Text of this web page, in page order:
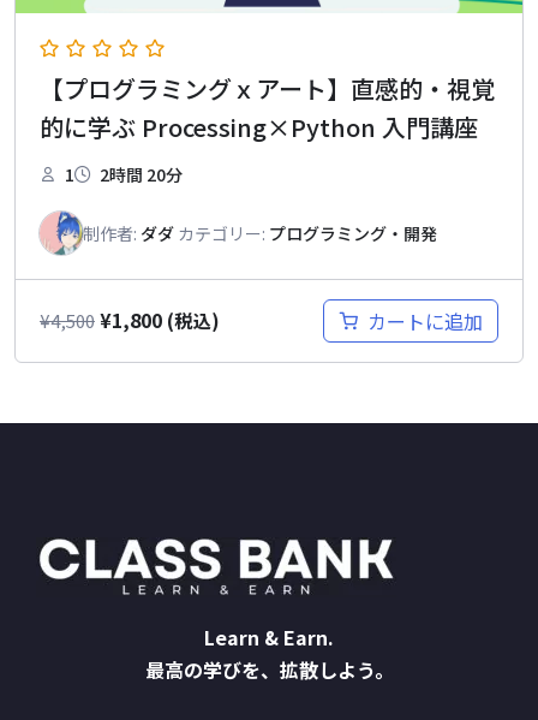
【プログラミングｘアート】直感的・視覚
的に学ぶ Processing×Python 入門講座
1 2時間 20分
制作者: ダダ カテゴリー: プログラミング・開発
¥4,500¥1,800 (税込) カートに追加
Learn & Earn.
最高の学びを、拡散しよう。